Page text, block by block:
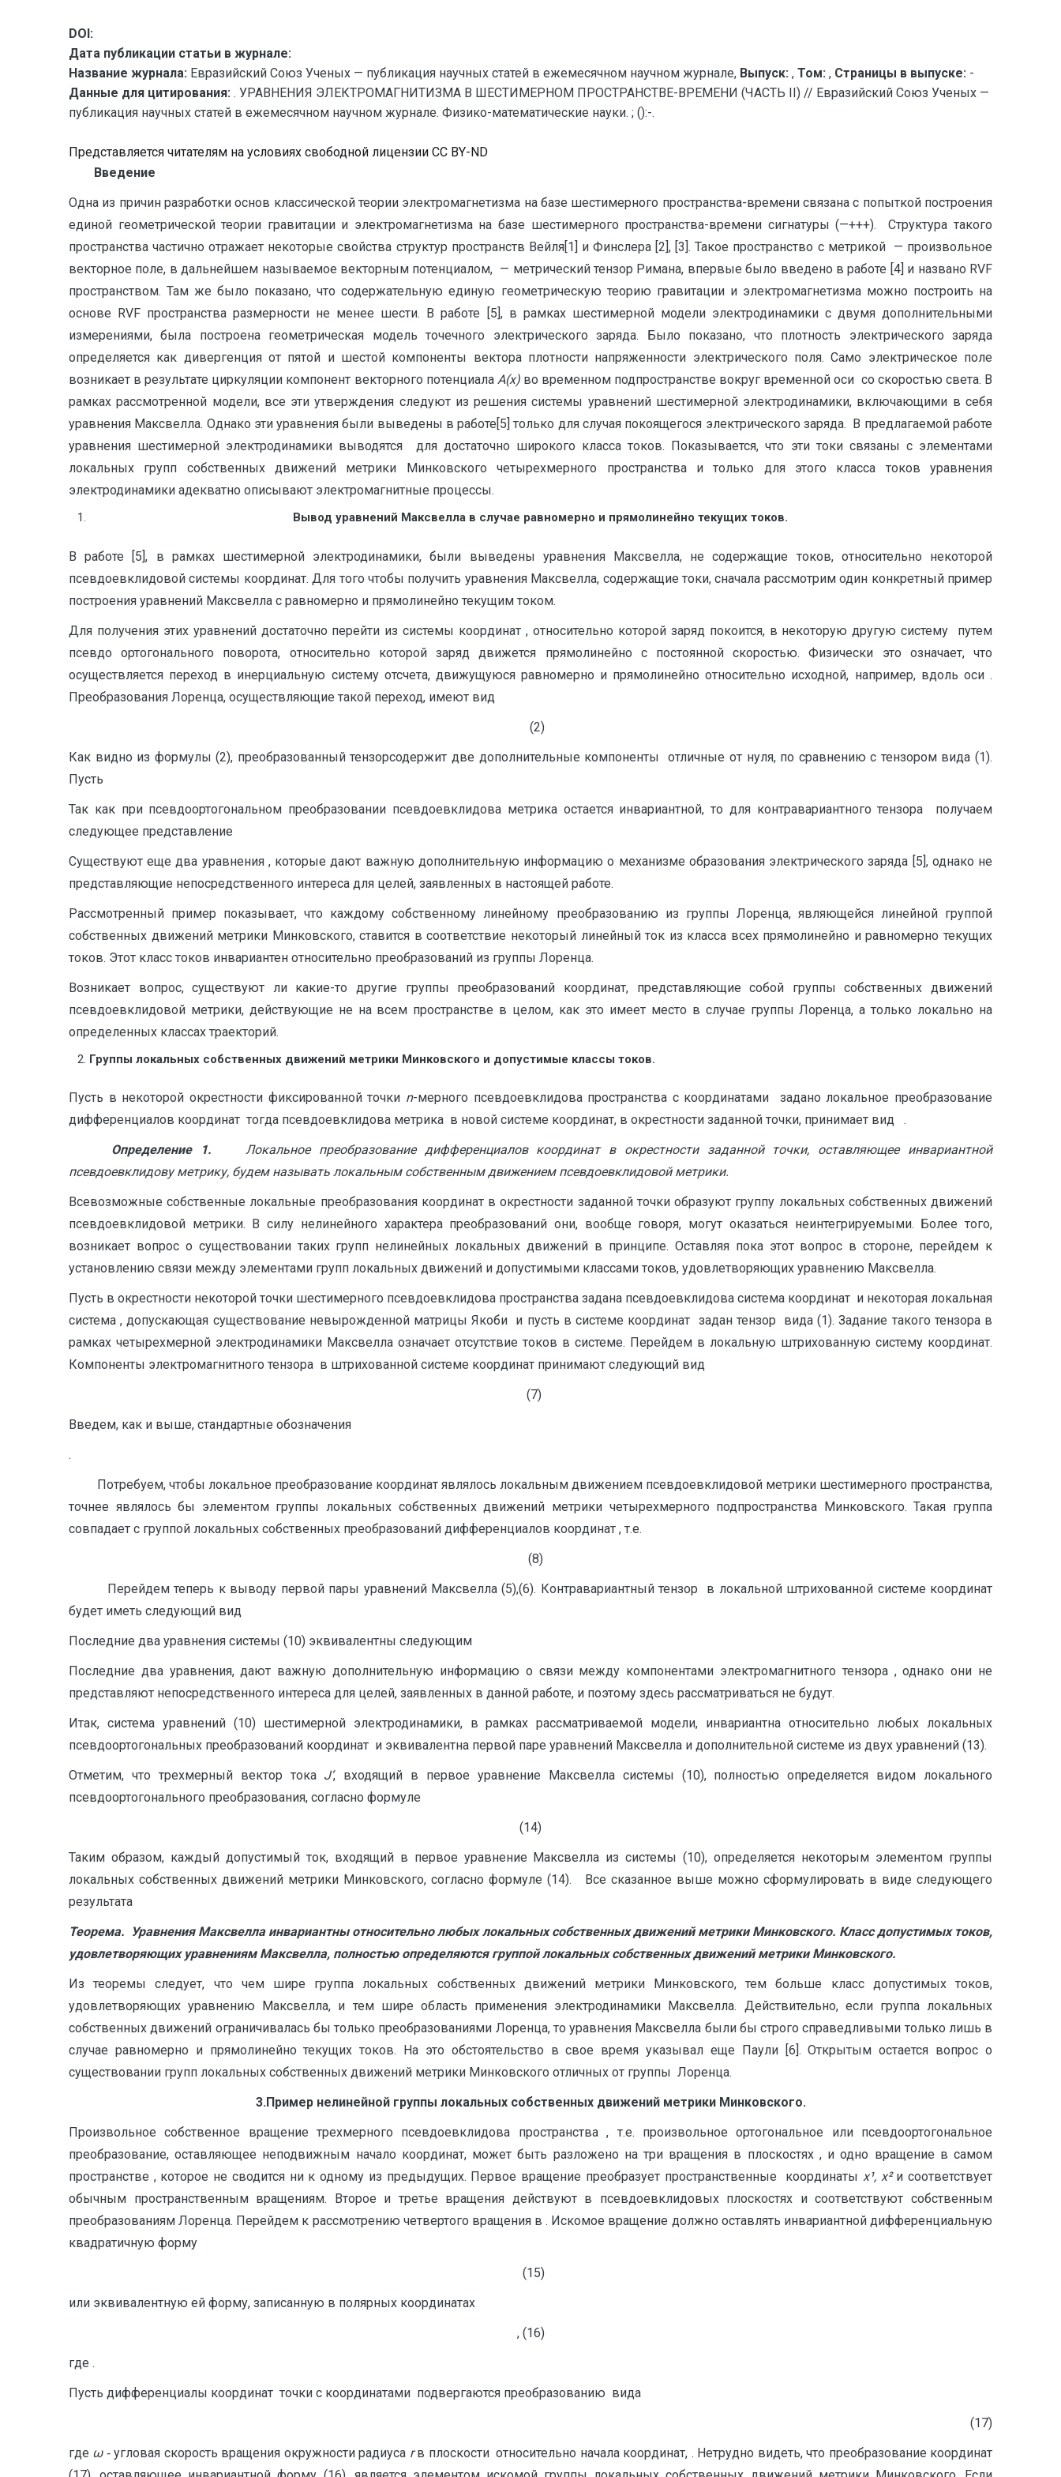
DOI:
Дата публикации статьи в журнале:
Название журнала: Евразийский Союз Ученых — публикация научных статей в ежемесячном научном журнале, Выпуск: , Том: , Страницы в выпуске: -
Данные для цитирования: . УРАВНЕНИЯ ЭЛЕКТРОМАГНИТИЗМА В ШЕСТИМЕРНОМ ПРОСТРАНСТВЕ-ВРЕМЕНИ (ЧАСТЬ II) // Евразийский Союз Ученых —
публикация научных статей в ежемесячном научном журнале. Физико-математические науки. ; ():-.
Представляется читателям на условиях свободной лицензии CC BY-ND
Введение
Одна из причин разработки основ классической теории электромагнетизма на базе шестимерного пространства-времени связана с попыткой построения
единой геометрической теории гравитации и электромагнетизма на базе шестимерного пространства-времени сигнатуры (—+++). Структура такого
пространства частично отражает некоторые свойства структур пространств Вейля[1] и Финслера [2], [3]. Такое пространство c метрикой — произвольное
векторное поле, в дальнейшем называемое векторным потенциалом, — метрический тензор Римана, впервые было введено в работе [4] и названо RVF
пространством. Там же было показано, что содержательную единую геометрическую теорию гравитации и электромагнетизма можно построить на
основе RVF пространства размерности не менее шести. В работе [5], в рамках шестимерной модели электродинамики с двумя дополнительными
измерениями, была построена геометрическая модель точечного электрического заряда. Было показано, что плотность электрического заряда
определяется как дивергенция от пятой и шестой компоненты вектора плотности напряженности электрического поля. Само электрическое поле
возникает в результате циркуляции компонент векторного потенциала A(x)во временном подпространстве вокруг временной оси со скоростью света. В
рамках рассмотренной модели, все эти утверждения следуют из решения системы уравнений шестимерной электродинамики, включающими в себя
уравнения Максвелла. Однако эти уравнения были выведены в работе[5] только для случая покоящегося электрического заряда. В предлагаемой работе
уравнения шестимерной электродинамики выводятся для достаточно широкого класса токов. Показывается, что эти токи связаны с элементами
локальных групп собственных движений метрики Минковского четырехмерного пространства и только для этого класса токов уравнения
электродинамики адекватно описывают электромагнитные процессы.
Вывод уравнений Максвелла в случае равномерно и прямолинейно текущих токов.
В работе [5], в рамках шестимерной электродинамики, были выведены уравнения Максвелла, не содержащие токов, относительно некоторой
псевдоевклидовой системы координат. Для того чтобы получить уравнения Максвелла, содержащие токи, сначала рассмотрим один конкретный пример
построения уравнений Максвелла с равномерно и прямолинейно текущим током.
Для получения этих уравнений достаточно перейти из системы координат , относительно которой заряд покоится, в некоторую другую систему путем
псевдо ортогонального поворота, относительно которой заряд движется прямолинейно с постоянной скоростью. Физически это означает, что
осуществляется переход в инерциальную систему отсчета, движущуюся равномерно и прямолинейно относительно исходной, например, вдоль оси .
Преобразования Лоренца, осуществляющие такой переход, имеют вид
(2)
Как видно из формулы (2), преобразованный тензорсодержит две дополнительные компоненты отличные от нуля, по сравнению с тензором вида (1).
Пусть
Так как при псевдоортогональном преобразовании псевдоевклидова метрика остается инвариантной, то для контравариантного тензора получаем
следующее представление
Существуют еще два уравнения , которые дают важную дополнительную информацию о механизме образования электрического заряда [5], однако не
представляющие непосредственного интереса для целей, заявленных в настоящей работе.
Рассмотренный пример показывает, что каждому собственному линейному преобразованию из группы Лоренца, являющейся линейной группой
собственных движений метрики Минковского, ставится в соответствие некоторый линейный ток из класса всех прямолинейно и равномерно текущих
токов. Этот класс токов инвариантен относительно преобразований из группы Лоренца.
Возникает вопрос, существуют ли какие-то другие группы преобразований координат, представляющие собой группы собственных движений
псевдоевклидовой метрики, действующие не на всем пространстве в целом, как это имеет место в случае группы Лоренца, а только локально на
определенных классах траекторий.
Группы локальных собственных движений метрики Минковского и допустимые классы токов.
Пусть в некоторой окрестности фиксированной точки n-мерного псевдоевклидова пространства с координатами задано локальное преобразование
дифференциалов координат тогда псевдоевклидова метрика в новой системе координат, в окрестности заданной точки, принимает вид .
Определение 1.
Локальное преобразование дифференциалов координат в окрестности заданной точки, оставляющее инвариантной
псевдоевклидову метрику, будем называть локальным собственным движением псевдоевклидовой метрики.
Всевозможные собственные локальные преобразования координат в окрестности заданной точки образуют группу локальных собственных движений
псевдоевклидовой метрики. В силу нелинейного характера преобразований они, вообще говоря, могут оказаться неинтегрируемыми. Более того,
возникает вопрос о существовании таких групп нелинейных локальных движений в принципе. Оставляя пока этот вопрос в стороне, перейдем к
установлению связи между элементами групп локальных движений и допустимыми классами токов, удовлетворяющих уравнению Максвелла.
Пусть в окрестности некоторой точки шестимерного псевдоевклидова пространства задана псевдоевклидова система координат и некоторая локальная
система , допускающая существование невырожденной матрицы Якоби и пусть в системе координат задан тензор вида (1). Задание такого тензора в
рамках четырехмерной электродинамики Максвелла означает отсутствие токов в системе. Перейдем в локальную штрихованную систему координат.
Компоненты электромагнитного тензора в штрихованной системе координат принимают следующий вид
(7)
Введем, как и выше, стандартные обозначения
.
Потребуем, чтобы локальное преобразование координат являлось локальным движением псевдоевклидовой метрики шестимерного пространства,
точнее являлось бы элементом группы локальных собственных движений метрики четырехмерного подпространства Минковского. Такая группа
совпадает с группой локальных собственных преобразований дифференциалов координат , т.е.
(8)
Перейдем теперь к выводу первой пары уравнений Максвелла (5),(6). Контравариантный тензор в локальной штрихованной системе координат
будет иметь следующий вид
Последние два уравнения системы (10) эквивалентны следующим
Последние два уравнения, дают важную дополнительную информацию о связи между компонентами электромагнитного тензора , однако они не
представляют непосредственного интереса для целей, заявленных в данной работе, и поэтому здесь рассматриваться не будут.
Итак, система уравнений (10) шестимерной электродинамики, в рамках рассматриваемой модели, инвариантна относительно любых локальных
псевдоортогональных преобразований координат и эквивалентна первой паре уравнений Максвелла и дополнительной системе из двух уравнений (13).
Отметим, что трехмерный вектор тока J‘, входящий в первое уравнение Максвелла системы (10), полностью определяется видом локального
псевдоортогонального преобразования, согласно формуле
(14)
Таким образом, каждый допустимый ток, входящий в первое уравнение Максвелла из системы (10), определяется некоторым элементом группы
локальных собственных движений метрики Минковского, согласно формуле (14). Все сказанное выше можно сформулировать в виде следующего
результата
Теорема. Уравнения Максвелла инвариантны относительно любых локальных собственных движений метрики Минковского. Класс допустимых токов,
удовлетворяющих уравнениям Максвелла, полностью определяются группой локальных собственных движений метрики Минковского.
Из теоремы следует, что чем шире группа локальных собственных движений метрики Минковского, тем больше класс допустимых токов,
удовлетворяющих уравнению Максвелла, и тем шире область применения электродинамики Максвелла. Действительно, если группа локальных
собственных движений ограничивалась бы только преобразованиями Лоренца, то уравнения Максвелла были бы строго справедливыми только лишь в
случае равномерно и прямолинейно текущих токов. На это обстоятельство в свое время указывал еще Паули [6]. Открытым остается вопрос о
существовании групп локальных собственных движений метрики Минковского отличных от группы Лоренца.
3.Пример нелинейной группы локальных собственных движений метрики Минковского.
Произвольное собственное вращение трехмерного псевдоевклидова пространства , т.е. произвольное ортогональное или псевдоортогональное
преобразование, оставляющее неподвижным начало координат, может быть разложено на три вращения в плоскостях , и одно вращение в самом
пространстве , которое не сводится ни к одному из предыдущих. Первое вращение преобразует пространственные координаты x¹, x²и соответствует
обычным пространственным вращениям. Второе и третье вращения действуют в псевдоевклидовых плоскостях и соответствуют собственным
преобразованиям Лоренца. Перейдем к рассмотрению четвертого вращения в . Искомое вращение должно оставлять инвариантной дифференциальную
квадратичную форму
(15)
или эквивалентную ей форму, записанную в полярных координатах
, (16)
где .
Пусть дифференциалы координат точки с координатами подвергаются преобразованию вида
(17)
где ω‑ угловая скорость вращения окружности радиуса rв плоскости относительно начала координат, . Нетрудно видеть, что преобразование координат